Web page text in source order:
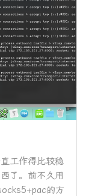
工作得比较稳
了。前不久用
的方